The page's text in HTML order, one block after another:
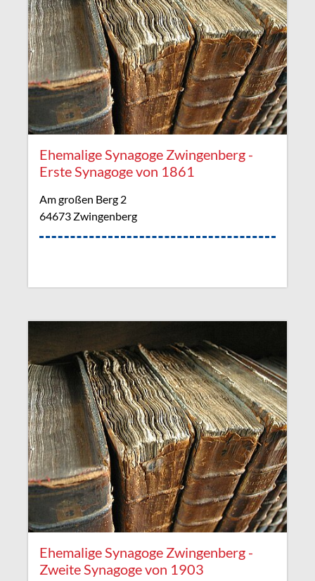
Ehemalige Synagoge Zwingenberg -
Erste Synagoge von 1861
Am großen Berg 2
64673 Zwingenberg
Ehemalige Synagoge Zwingenberg -
Zweite Synagoge von 1903